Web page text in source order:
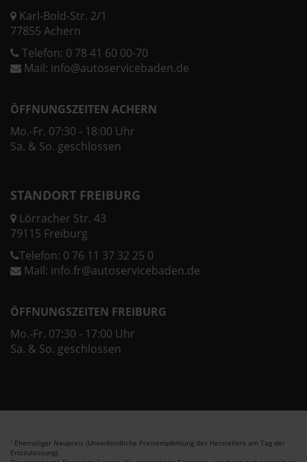
Karl-Bold-Str. 2/1
77855 Achern
Telefon: 0 78 41 60 00-70
Mail: info@autoservicebaden.de
ÖFFNUNGSZEITEN ACHERN
Mo.-Fr. 07:30 - 18:00 Uhr
Sa. & So. geschlossen
STANDORT FREIBURG
Lörracher Str. 43
79115 Freiburg
Telefon: 0 76 11 37 32 25 0
Mail: info.fr@autoservicebaden.de
ÖFFNUNGSZEITEN FREIBURG
Mo.-Fr. 07:30 - 17:00 Uhr
Sa. & So. geschlossen
1 Ehemaliger Neupreis (Unverbindliche Preisempfehlung des Herstellers am Tag der
Erstzulassung).